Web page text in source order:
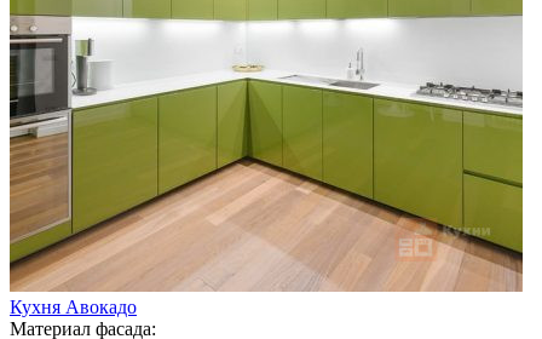
Кухня Авокадо
Материал фасада: